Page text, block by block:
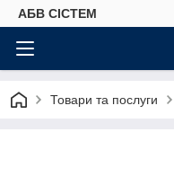
АБВ СІСТЕМ
Товари та послуги